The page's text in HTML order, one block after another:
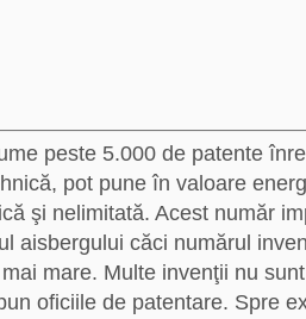
peste 5.000 de patente
pot pune în valoare
şi nelimitată. Acest număr
aisbergului căci numărul
mare. Multe invenţii nu
oficiile de patentare. Spre